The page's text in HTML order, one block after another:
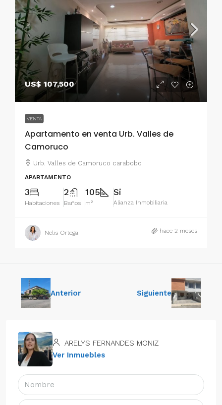
US$ 107,500
VENTA
Apartamento en venta Urb. Valles de
Camoruco
Urb. Valles de Camoruco carabobo
APARTAMENTO
3
Habitaciones
2
Baños
105
m²
Si
Alianza Inmobiliaria
Nelis Ortega hace 2 meses
Anterior Siguiente
ARELYS FERNANDES MONIZ
Ver Inmuebles